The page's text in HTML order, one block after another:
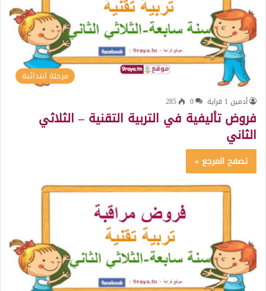
مرحلة ابتدائية
أدمين 1 قراية 0
285
فروض تأليفية في التربية التقنية – الثلاثي
الثاني
تصفح المرجع »